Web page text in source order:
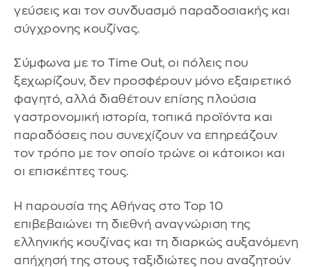
γεύσεις και τον συνδυασμό παραδοσιακής και
σύγχρονης κουζίνας.
Σύμφωνα με το Time Out, οι πόλεις που
ξεχωρίζουν, δεν προσφέρουν μόνο εξαιρετικό
φαγητό, αλλά διαθέτουν επίσης πλούσια
γαστρονομική ιστορία, τοπικά προϊόντα και
παραδόσεις που συνεχίζουν να επηρεάζουν
τον τρόπο με τον οποίο τρώνε οι κάτοικοι και
οι επισκέπτες τους.
Η παρουσία της Αθήνας στο Top 10
επιβεβαιώνει τη διεθνή αναγνώριση της
ελληνικής κουζίνας και τη διαρκώς αυξανόμενη
απήχησή της στους ταξιδιώτες που αναζητούν